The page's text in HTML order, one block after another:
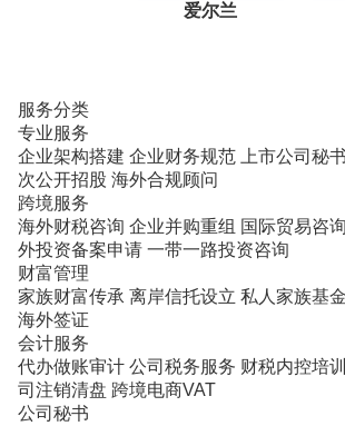
爱尔兰
服务分类
专业服务
企业架构搭建 企业财务规范 上市公司秘书
次公开招股 海外合规顾问
跨境服务
海外财税咨询 企业并购重组 国际贸易咨询
外投资备案申请 一带一路投资咨询
财富管理
家族财富传承 离岸信托设立 私人家族基
海外签证
会计服务
代办做账审计 公司税务服务 财税内控培训
司注销清盘 跨境电商VAT
公司秘书